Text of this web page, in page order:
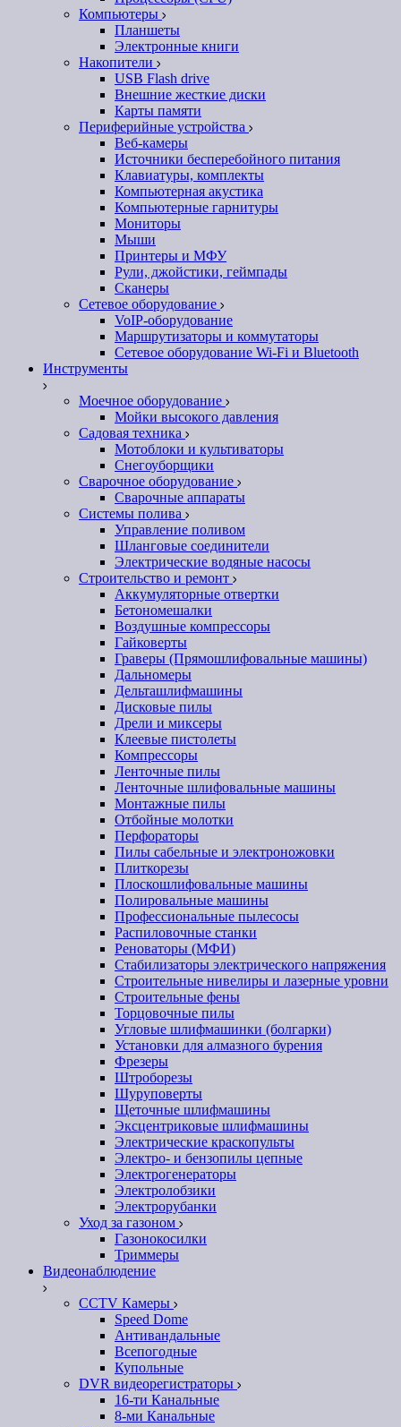
Компьютеры
Планшеты
Электронные книги
Накопители
USB Flash drive
Внешние жесткие диски
Карты памяти
Периферийные устройства
Веб-камеры
Источники бесперебойного питания
Клавиатуры, комплекты
Компьютерная акустика
Компьютерные гарнитуры
Мониторы
Мыши
Принтеры и МФУ
Рули, джойстики, геймпады
Сканеры
Сетевое оборудование
VoIP-оборудование
Маршрутизаторы и коммутаторы
Сетевое оборудование Wi-Fi и Bluetooth
Инструменты
Моечное оборудование
Мойки высокого давления
Садовая техника
Мотоблоки и культиваторы
Снегоуборщики
Сварочное оборудование
Сварочные аппараты
Системы полива
Управление поливом
Шланговые соединители
Электрические водяные насосы
Строительство и ремонт
Аккумуляторные отвертки
Бетономешалки
Воздушные компрессоры
Гайковерты
Граверы (Прямошлифовальные машины)
Дальномеры
Дельташлифмашины
Дисковые пилы
Дрели и миксеры
Клеевые пистолеты
Компрессоры
Ленточные пилы
Ленточные шлифовальные машины
Монтажные пилы
Отбойные молотки
Перфораторы
Пилы сабельные и электроножовки
Плиткорезы
Плоскошлифовальные машины
Полировальные машины
Профессиональные пылесосы
Распиловочные станки
Реноваторы (МФИ)
Стабилизаторы электрического напряжения
Строительные нивелиры и лазерные уровни
Строительные фены
Торцовочные пилы
Угловые шлифмашинки (болгарки)
Установки для алмазного бурения
Фрезеры
Штроборезы
Шуруповерты
Щеточные шлифмашины
Эксцентриковые шлифмашины
Электрические краскопульты
Электро- и бензопилы цепные
Электрогенераторы
Электролобзики
Электрорубанки
Уход за газоном
Газонокосилки
Триммеры
Видеонаблюдение
CCTV Камеры
Speed Dome
Антивандальные
Всепогодные
Купольные
DVR видеорегистраторы
16-ти Канальные
8-ми Канальные